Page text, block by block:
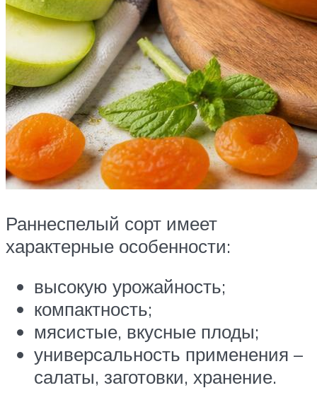
Раннеспелый сорт имеет
характерные особенности:
высокую урожайность;
компактность;
мясистые, вкусные плоды;
универсальность применения –
салаты, заготовки, хранение.